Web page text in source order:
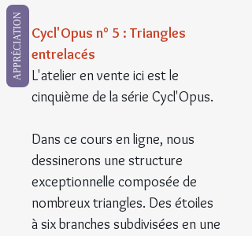
Cycl'Opus n° 5 : Triangles
entrelacés
L'atelier en vente ici est le
cinquième de la série Cycl'Opus.
Dans ce cours en ligne, nous
dessinerons une structure
exceptionnelle composée de
nombreux triangles. Des étoiles
à six branches subdivisées en une
APPRÉCIATION